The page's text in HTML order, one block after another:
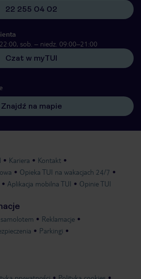
22 255 04 02
sob. – niedz. 09:00–21:00
Czat w myTUI
Znajdź na mapie
Kariera
Kontakt
Opieka TUI na wakacjach 24/7
Aplikacja mobilna TUI Opinie TUI
Reklamacje
Parkingi